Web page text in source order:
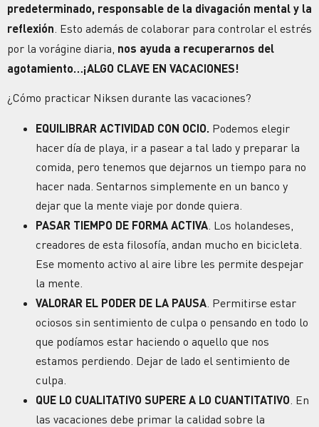
predeterminado, responsable de la divagación mental y la
reflexión Esto además de colaborar para controlar el estrés
por la vorágine diaria, nos ayuda a recuperarnos del
agotamiento …¡ALGO CLAVE EN VACACIONES!
¿Cómo practicar Niksen durante las vacaciones?
EQUILIBRAR ACTIVIDAD CON OCIO. Podemos elegir
hacer día de playa, ir a pasear a tal lado y preparar la
comida, pero tenemos que dejarnos un tiempo para no
hacer nada. Sentarnos simplemente en un banco y
dejar que la mente viaje por donde quiera.
PASAR TIEMPO DE FORMA ACTIVA . Los holandeses,
creadores de esta filosofía, andan mucho en bicicleta.
Ese momento activo al aire libre les permite despejar
la mente.
VALORAR EL PODER DE LA PAUSA . Permitirse estar
ociosos sin sentimiento de culpa o pensando en todo lo
que podíamos estar haciendo o aquello que nos
estamos perdiendo. Dejar de lado el sentimiento de
culpa.
QUE LO CUALITATIVO SUPERE A LO CUANTITATIVO . En
las vacaciones debe primar la calidad sobre la